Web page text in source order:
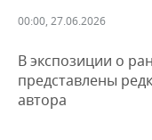
ДЕКЛАРАЦИИ О
КОРОЛИ
ВУЗЫ ТАТАРСТАНА
НОВОСТИ
ФИНАНСЫ
БАНКИ
ПРОМЫШЛЕННОСТЬ
НОВОСТИ
НЕДВИЖИМОСТЬ
НОВОСТИ
АВТО
00:00, 27.06.2026
В экспозиции о
представлены
автора